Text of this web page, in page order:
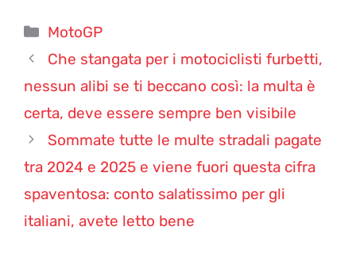
Categorie
MotoGP
Che stangata per i motociclisti furbetti,
nessun alibi se ti beccano così: la multa è
certa, deve essere sempre ben visibile
Sommate tutte le multe stradali pagate
tra 2024 e 2025 e viene fuori questa cifra
spaventosa: conto salatissimo per gli
italiani, avete letto bene